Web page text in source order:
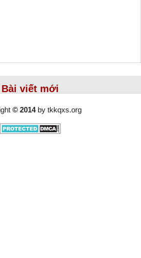
Bài viết mới
© 2014by tkkqxs.org